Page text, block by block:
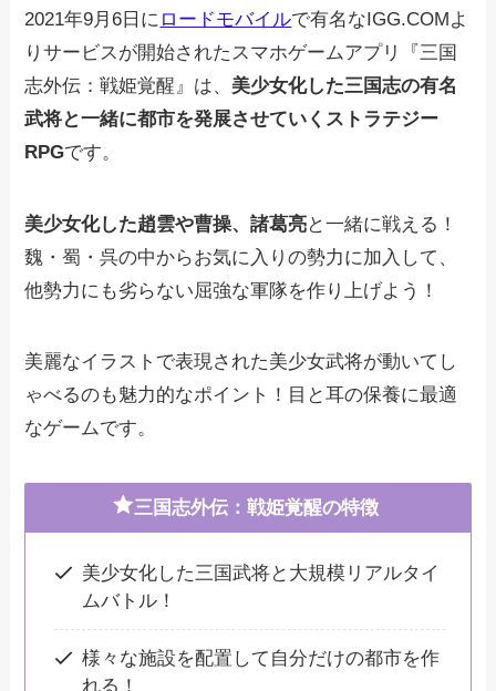
2021年9月6日に ロードモバイルで有名なIGG.COMよ
りサービスが開始されたスマホゲームアプリ『三国
志外伝：戦姫覚醒』は、 美少女化した三国志の有名
武将と一緒に都市を発展させていくストラテジー
RPGです。
美少女化した趙雲や曹操、諸葛亮と一緒に戦える！
魏・蜀・呉の中からお気に入りの勢力に加入して、
他勢力にも劣らない屈強な軍隊を作り上げよう！
美麗なイラストで表現された美少女武将が動いてし
ゃべるのも魅力的なポイント！目と耳の保養に最適
なゲームです。
三国志外伝：戦姫覚醒の特徴
美少女化した三国武将と大規模リアルタイ
ムバトル！
様々な施設を配置して自分だけの都市を作
れる！